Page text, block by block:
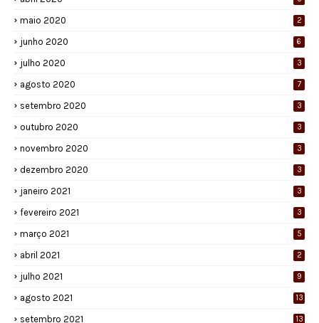
maio 2020 2
junho 2020 6
julho 2020 3
agosto 2020 7
setembro 2020 3
outubro 2020 3
novembro 2020 3
dezembro 2020 3
janeiro 2021 3
fevereiro 2021 3
março 2021 5
abril 2021 2
julho 2021 9
agosto 2021 13
setembro 2021 13